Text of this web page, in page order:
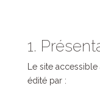
1.
Le site accessible
édité par :